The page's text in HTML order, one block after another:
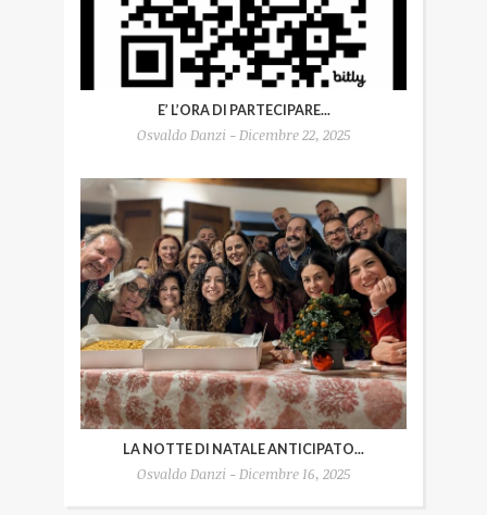
E’ L’ORA DI PARTECIPARE...
Osvaldo Danzi - Dicembre 22, 2025
LA NOTTE DI NATALE ANTICIPATO...
Osvaldo Danzi - Dicembre 16, 2025